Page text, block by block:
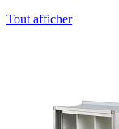
Tout afficher